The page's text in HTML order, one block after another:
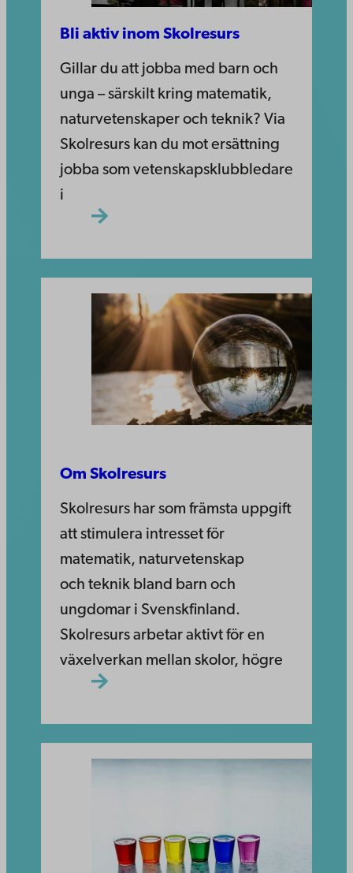
Bli aktiv inom Skolresurs
Gillar du att jobba med barn och
unga – särskilt kring matematik,
naturvetenskaper och teknik? Via
Skolresurs kan du mot ersättning
jobba som vetenskapsklubbledare
i
Om Skolresurs
Skolresurs har som främsta uppgift
att stimulera intresset för
matematik, naturvetenskap
och teknik bland barn och
ungdomar i Svenskfinland.
Skolresurs arbetar aktivt för en
växelverkan mellan skolor, högre